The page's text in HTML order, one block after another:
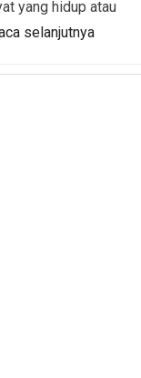
yang hidup atau
selanjutnya